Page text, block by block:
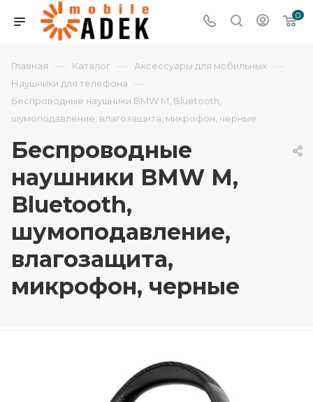
0
Главная — Каталог — Аксессуары для мобильных —
Наушники для телефона —
Беспроводные наушники BMW M, Bluetooth,
шумоподавление, влагозащита, микрофон, черные
Беспроводные
наушники BMW M,
Bluetooth,
шумоподавление,
влагозащита,
микрофон, черные